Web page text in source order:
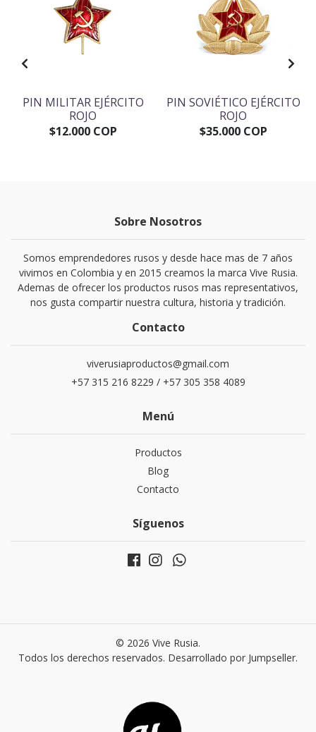
PIN MILITAR EJÉRCITO
ROJO
$12.000 COP
PIN SOVIÉTICO EJÉRCITO
ROJO
$35.000 COP
Sobre Nosotros
Somos emprendedores rusos y desde hace mas de 7 años
vivimos en Colombia y en 2015 creamos la marca Vive Rusia.
Ademas de ofrecer los productos rusos mas representativos,
nos gusta compartir nuestra cultura, historia y tradición.
Contacto
viverusiaproductos@gmail.com
+57 315 216 8229 / +57 305 358 4089
Menú
Productos
Blog
Contacto
Síguenos
© 2026 Vive Rusia.
Todos los derechos reservados. Desarrollado por Jumpseller.